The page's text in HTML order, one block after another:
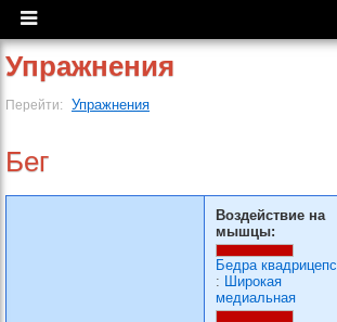
Упражнения
Перейти: Упражнения
Бег
Воздействие на
мышцы:
Бедра квадрицепс
: Широкая
медиальная